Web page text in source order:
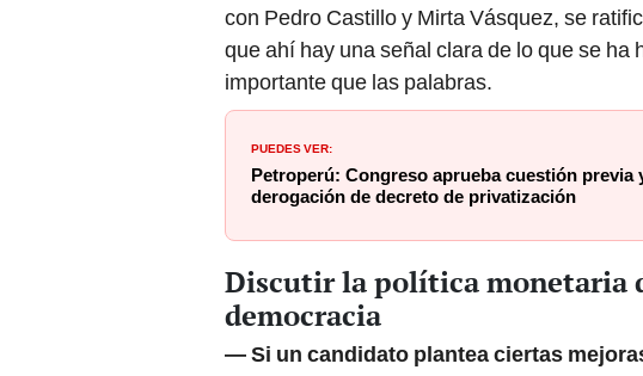
con Pedro Castillo y Mirta Vásquez, se
que ahí hay una señal clara de lo que se
importante que las palabras.
PUEDES VER:
Petroperú: Congreso aprueba cuestión previa
derogación de decreto de privatización
Discutir la política monetaria
democracia
—Si un candidato plantea ciertas